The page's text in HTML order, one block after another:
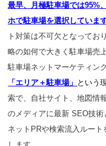
最早、月極駐車場では95%
ホで駐車場を選択しています
ト対策は不可欠となってお
略の如何で大きく駐車場売
駐車場ネットマーケティン
「エリア＋駐車場」 という
索で、自社サイト、地図情
のメディアに最新 SEO技
ネットPRや検索流入ルー